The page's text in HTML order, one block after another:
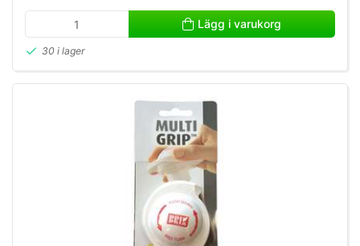
Lägg i varukorg
30 i lager